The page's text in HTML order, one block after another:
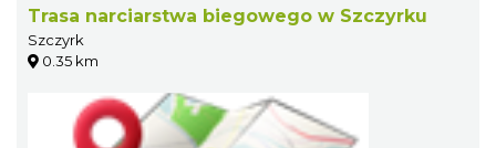
Trasa narciarstwa biegowego w Szczyrku
Szczyrk
0.35 km